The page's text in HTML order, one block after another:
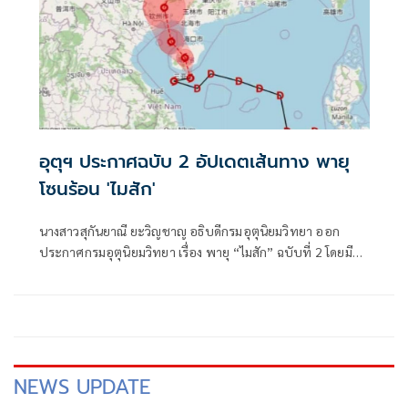
อุตุฯ ประกาศฉบับ 2 อัปเดตเส้นทาง พายุ
โซนร้อน 'ไมสัก'
นางสาวสุกันยาณี ยะวิญชาญ อธิบดีกรมอุตุนิยมวิทยา ออก
ประกาศกรมอุตุนิยมวิทยา เรื่อง พายุ “ไมสัก” ฉบับที่ 2 โดยมี
NEWS UPDATE